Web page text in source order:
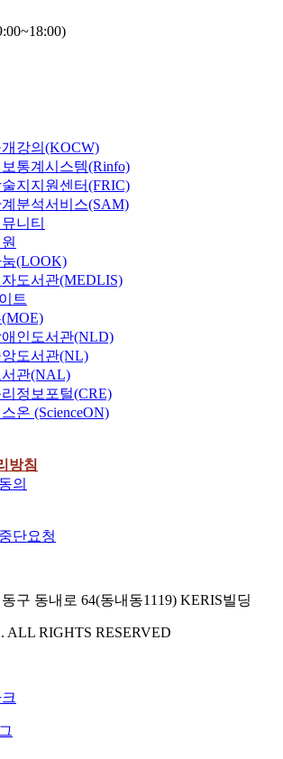
강의(KOCW)
통계시스템(Rinfo)
지지원센터(FRIC)
분석서비스(SAM)
니티
(LOOK)
도서관(MEDLIS)
트
인도서관(NLD)
도서관(NL)
관(NAL)
정보포털(CRE)
온 (ScienceON)
방침
의
단요청
구 동내로 64(동내동1119) KERIS빌딩
ALL RIGHTS RESERVED